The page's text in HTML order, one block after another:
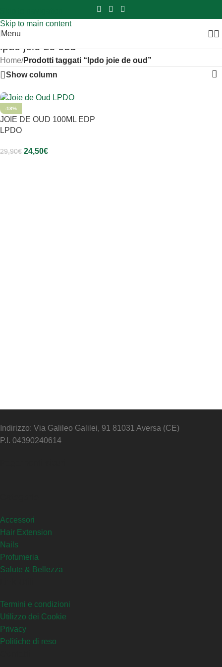
Skip to main content
Sei hai domande contattaci 📲3341056025 - 3886572748
Menu
lpdo joie de oud
Home/Prodotti taggati “lpdo joie de oud”
Show column
-18%
JOIE DE OUD 100ML EDP
LPDO
29,90€ 24,50€
Indirizzo: Via Galileo Galilei, 91 81031 Aversa (CE)
P.I. 04390240614
Accessori
Hair Extension
Nails
Profumeria
Salute & Bellezza
Termini e condizioni
Utilizzo dei Cookie
Privacy
Politiche di reso